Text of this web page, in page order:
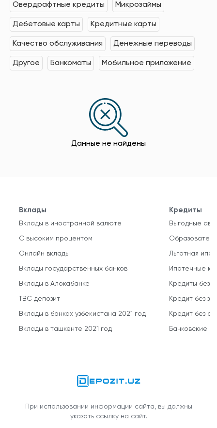
Овердрафтные кредиты Микрозаймы
Дебетовые карты Кредитные карты
Качество обслуживания Денежные переводы
Другое Банкоматы Мобильное приложение
Данные не найдены
Вклады
Вклады в иностранной валюте
С высоким процентом
Онлайн вклады
Вклады государственных банков
Вклады в Алокабанке
TBC депозит
Вклады в банках узбекистана 2021 год
Вклады в ташкенте 2021 год
Кредиты
Выгодные
Льготная
Ипотечные
Кредиты без
Кредит без
Кредит без
Банковские
При использовании информации сайта, вы должны
указать ссылку на сайт.